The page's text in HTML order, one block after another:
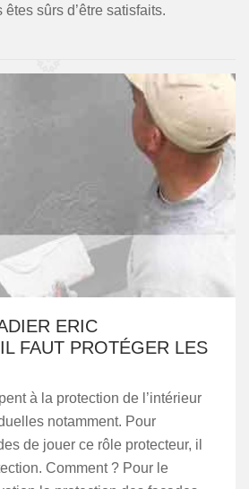
sûrs d’être satisfaits.
ERIC
FAUT PROTÉGER LES
à la protection de l’intérieur
notamment. Pour
de jouer ce rôle protecteur, il
Comment ? Pour le